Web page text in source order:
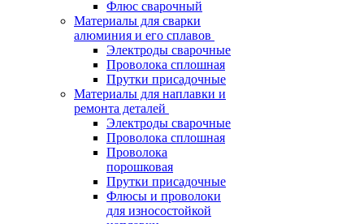
Флюс сварочный
Материалы для сварки
алюминия и его сплавов
Электроды сварочные
Проволока сплошная
Прутки присадочные
Материалы для наплавки и
ремонта деталей
Электроды сварочные
Проволока сплошная
Проволока
порошковая
Прутки присадочные
Флюсы и проволоки
для износостойкой